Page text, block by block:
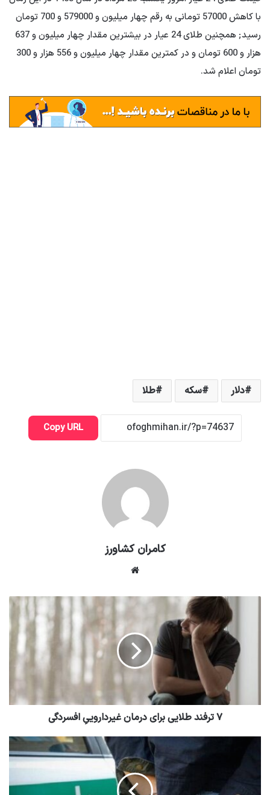
با کاهش 57000 تومانی به رقم چهار میلیون و 579000 و 700 تومان
رسید; همچنین طلای 24 عیار در بیشترین مقدار چهار میلیون و 637
هزار و 600 تومان و در کمترین مقدار چهار میلیون و 556 هزار و 300
تومان اعلام شد.
دلار سکه طلا
Copy URL
کامران کشاورز
۷ ترفند طلایی برای درمان غیرداروییِ افسردگی